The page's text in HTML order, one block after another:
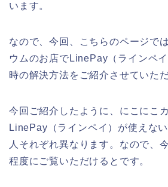
います。
なので、今回、こちらのページで
ウムのお店でLinePay（ラインペ
時の解決方法をご紹介させていた
今回ご紹介したように、にこにこ
LinePay（ラインペイ）が使えな
人それぞれ異なります。なので、
程度にご覧いただけるとです。